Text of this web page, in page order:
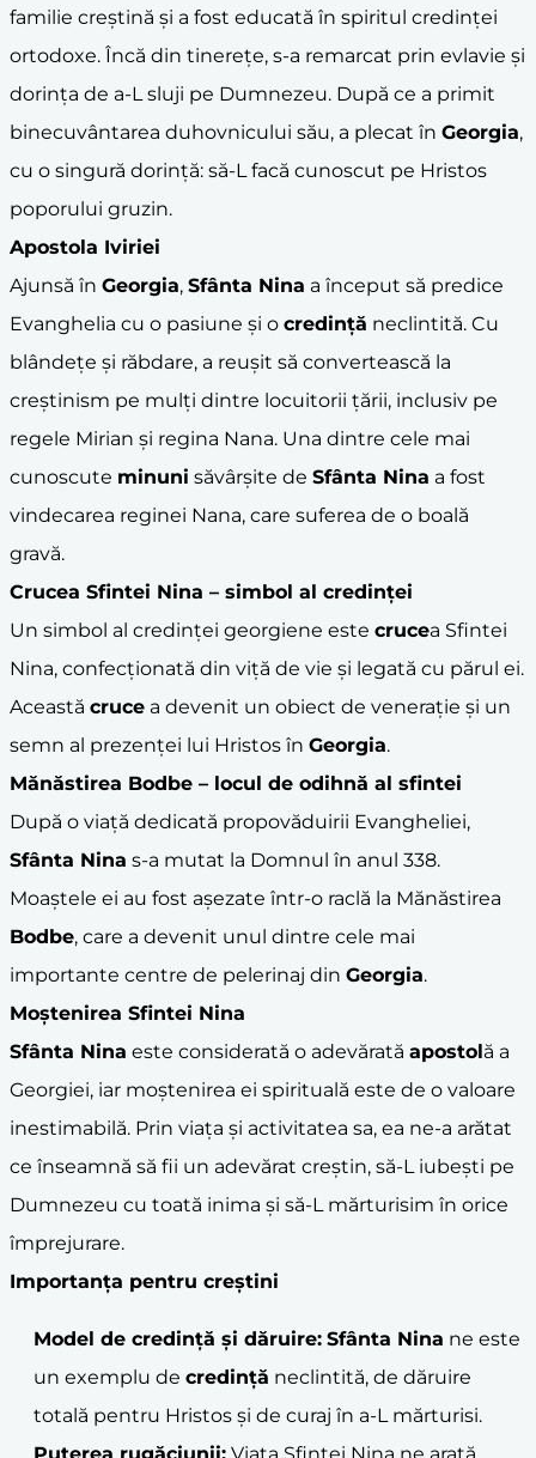
familie creștină și a fost educată în spiritul credinței
ortodoxe. Încă din tinerețe, s-a remarcat prin evlavie și
dorința de a-L sluji pe Dumnezeu. După ce a primit
binecuvântarea duhovnicului său, a plecat în Georgia,
cu o singură dorință: să-L facă cunoscut pe Hristos
poporului gruzin.
Apostola Iviriei
Ajunsă în Georgia, Sfânta Nina a început să predice
Evanghelia cu o pasiune și o credință neclintită. Cu
blândețe și răbdare, a reușit să convertească la
creștinism pe mulți dintre locuitorii țării, inclusiv pe
regele Mirian și regina Nana. Una dintre cele mai
cunoscute minuni săvârșite de Sfânta Nina a fost
vindecarea reginei Nana, care suferea de o boală
gravă.
Crucea Sfintei Nina – simbol al credinței
Un simbol al credinței georgiene este crucea Sfintei
Nina, confecționată din viță de vie și legată cu părul ei.
Această cruce a devenit un obiect de venerație și un
semn al prezenței lui Hristos în Georgia.
Mănăstirea Bodbe – locul de odihnă al sfintei
După o viață dedicată propovăduirii Evangheliei,
Sfânta Nina s-a mutat la Domnul în anul 338.
Moaștele ei au fost așezate într-o raclă la Mănăstirea
Bodbe, care a devenit unul dintre cele mai
importante centre de pelerinaj din Georgia.
Moștenirea Sfintei Nina
Sfânta Nina este considerată o adevărată apostolă a
Georgiei, iar moștenirea ei spirituală este de o valoare
inestimabilă. Prin viața și activitatea sa, ea ne-a arătat
ce înseamnă să fii un adevărat creștin, să-L iubești pe
Dumnezeu cu toată inima și să-L mărturisim în orice
împrejurare.
Importanța pentru creștini
Model de credință și dăruire: Sfânta Nina ne este
un exemplu de credință neclintită, de dăruire
totală pentru Hristos și de curaj în a-L mărturisi.